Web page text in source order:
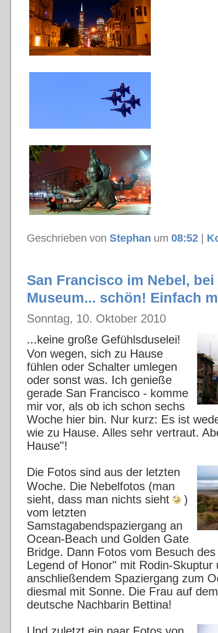
Geschrieben von Stephan um 08:52
San Francisco im Nebel,
Museum... schön! Einfach
Sonntag, 10. Oktober 2010
...keine große Gefühlsduselei!
Von wegen, sich zu Hause
fühlen oder Schalter umlegen
oder sonst was. Ich genieße
gerade San Francisco - komme
mir vor, als ob ich schon sechs
Woche hier bin. Nur kurz: Es ist
wie zu Hause. Alles sehr vertraut.
Hause"!
Die Fotos sind aus der letzten
Woche. Die Nebelfotos (man
sieht, dass man nichts sieht
)
vom letzten
Samstagabendspaziergang an
Ocean-Beach und Golden Gate
Bridge. Dann Fotos vom Besuch
Legend of Honor" mit Rodin-Skuptur
anschließendem Spaziergang zum
diesmal mit Sonne. Die Frau auf
deutsche Nachbarin Bettina!